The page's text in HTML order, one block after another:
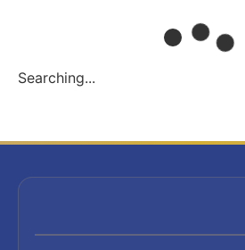
Searching...